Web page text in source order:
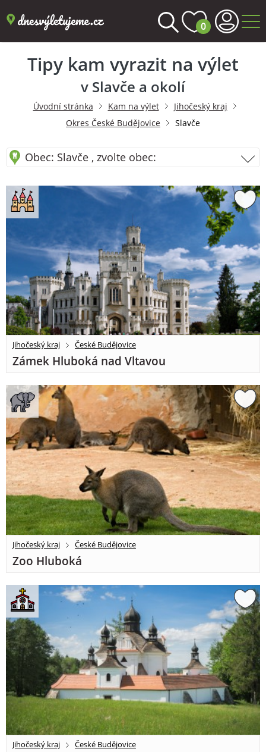
0
Tipy kam vyrazit na výlet
v Slavče a okolí
Úvodní stránka Kam na výlet
Jihočeský kraj
Okres České Budějovice
Slavče
Obec: Slavče , zvolte obec:
Jihočeský kraj České Budějovice
Zámek Hluboká nad Vltavou
Jihočeský kraj České Budějovice
Zoo Hluboká
Jihočeský kraj České Budějovice